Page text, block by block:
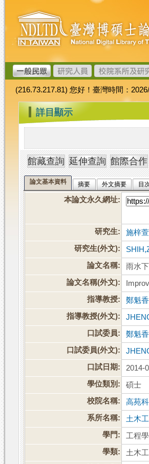
跳
到
主
要
內
容
臺
灣
博
碩
士
論
文
加
值
系
統
(216.73.217.81) 您好！臺灣時間：
::: 詳目顯示
論文基本資料 摘要 外文摘要 目
本論文永久網址:
研究生:
施梓萱
研究生(外文):
論文名稱:
雨水
論文名稱(外文):
指導教授:
鄭魁香
指導教授(外文):
口試委員:
鄭魁香
口試委員(外文):
口試日期:
2014-
學位類別:
碩士
校院名稱:
高苑
系所名稱:
土木
學門:
工程
學類:
土木